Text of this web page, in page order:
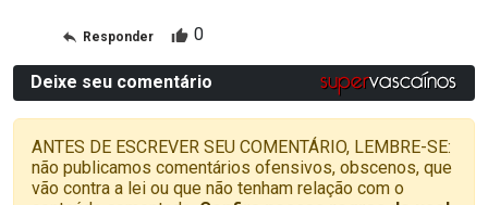
Responder 0
Deixe seu comentário
ANTES DE ESCREVER SEU COMENTÁRIO, LEMBRE-SE:
não publicamos comentários ofensivos, obscenos, que
vão contra a lei ou que não tenham relação com o